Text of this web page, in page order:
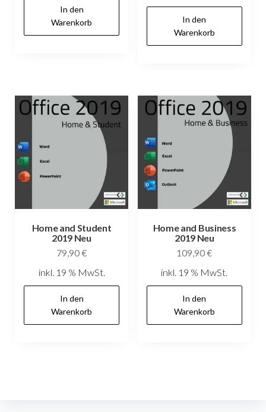
In den
Warenkorb
In den
Warenkorb
Home and Student
2019 Neu
79,90€
inkl. 19 % MwSt.
In den
Warenkorb
Home and Business
2019 Neu
109,90€
inkl. 19 % MwSt.
In den
Warenkorb